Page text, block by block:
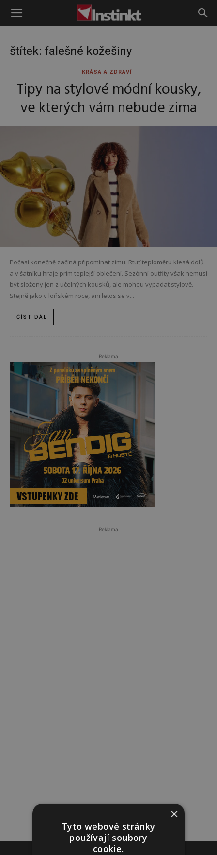
Instinkt
štítek: falešné kožešiny
KRÁSA A ZDRAVÍ
Tipy na stylové módní kousky,
ve kterých vám nebude zima
Počasí konečně začíná připomínat zimu. Rtuť teploměru klesá dolů
a v šatníku hraje prim teplejší oblečení. Sezónní outfity však nemusí
být složeny jen z účelných kousků, ale mohou vypadat stylově.
Stejně jako v loňském roce, ani letos se v...
ČÍST DÁL
Reklama
Reklama
Reklama
×
Tyto webové stránky
používají soubory
cookie.